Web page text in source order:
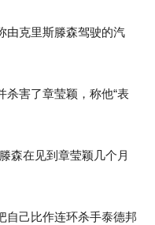
由克里斯滕森驾驶的汽
杀害了章莹颖，称他“表
森在见到章莹颖几个月
自己比作连环杀手泰德邦